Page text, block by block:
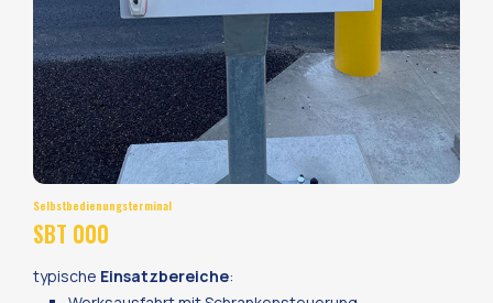
Selbstbedienungsterminal
SBT 000
typische Einsatzbereiche: